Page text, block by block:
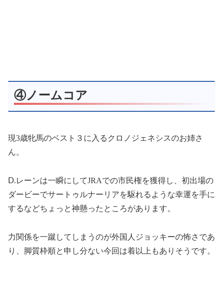
④ノームコア
現3歳牝馬のベスト３に入るクロノジェネシスのお姉さ
ん。
Ⅾ.レーンは一瞬にしてJRAでの市民権を獲得し、初出場の
ダービーでサートゥルナーリアを駆れるような幸運を手に
するなどちょっと神懸ったところがあります。
力関係を一蹴してしまうのが外国人ジョッキーの怖さであ
り、脚質枠順と申し分ない今回は着以上もありそうです。